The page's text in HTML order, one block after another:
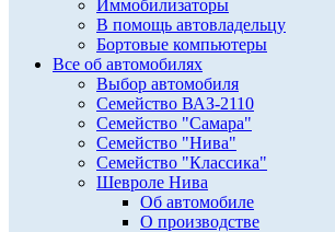
Иммобилизаторы
В помощь автовладельцу
Бортовые компьютеры
Все об автомобилях
Выбор автомобиля
Семейство ВАЗ-2110
Семейство "Самара"
Семейство "Нива"
Семейство "Классика"
Шевроле Нива
Об автомобиле
О производстве